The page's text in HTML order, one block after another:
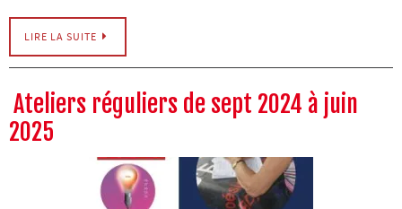
LIRE LA SUITE
Ateliers réguliers de sept 2024 à juin
2025